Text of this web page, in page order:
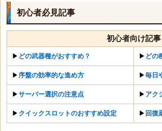
初心者必見記事
初心者向け記事
▶︎ どの武器種がおすすめ？ ▶︎ どの
▶︎ 序盤の効率的な進め方 ▶︎毎日
▶︎サーバー選択の注意点 ▶︎ アク
▶︎ クイックスロットのおすすめ設定 ▶︎ 回復